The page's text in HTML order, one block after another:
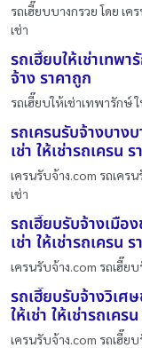
รถเฮี๊ยบบางกรวย โดย เค
เช่า
รถเฮี๊ยบให้เช่าเทพ
จ้าง ราคาถูก
รถเฮี๊ยบให้เช่าเทพารักษ์
รถเครนรับจ้างบาง
เช่า ให้เช่ารถเครน
เครนรับจ้าง.com รถเคร
เช่า
รถเฮี๊ยบรับจ้างเมือ
เช่า ให้เช่ารถเครน
เครนรับจ้าง.com รถเฮี๊ย
รถเฮี๊ยบรับจ้างวิเศ
ให้เช่า ให้เช่ารถเคร
เครนรับจ้าง.com รถเฮี๊ย